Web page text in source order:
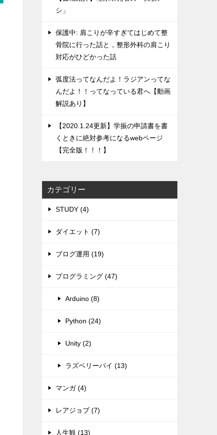
シ」
保護中: 肩こりが辛すぎてはじめて整
骨院に行った話と，整形外科の肩こり
対応がひどかった話
弧度法ってなんだよ！ラジアンってな
んだよ！！ってなっている君へ【動画
解説あり】
【2020.1.24更新】学振の申請書を書
くときに絶対参考になるwebページ
【完全版！！！】
カテゴリー
STUDY (4)
ダイエット (7)
ブログ運用 (19)
プログラミング (47)
Arduino (8)
Python (24)
Unity (2)
ラズベリーパイ (13)
マンガ (4)
レアジョブ (7)
人生観 (13)